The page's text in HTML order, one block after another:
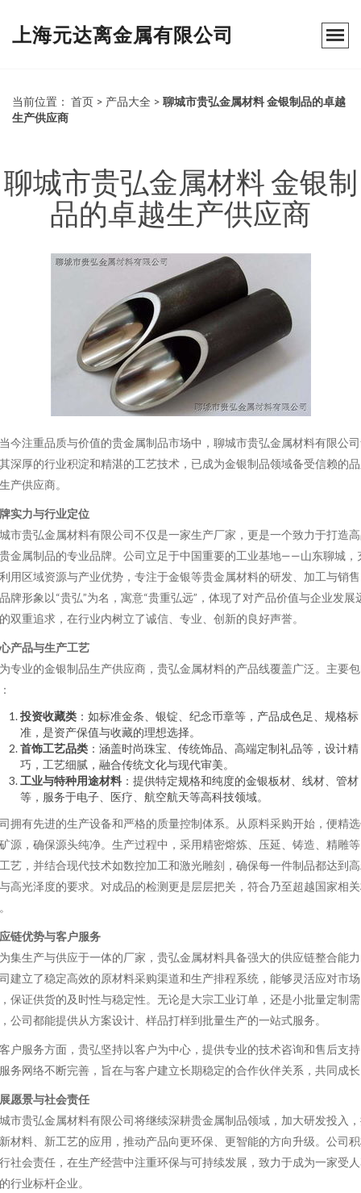
上海元达离金属有限公司
当前位置： 首页 > 产品大全 > 聊城市贵弘金属材料 金银制品的卓越
生产供应商
聊城市贵弘金属材料 金银制
品的卓越生产供应商
今注重品质与价值的贵金属制品市场中，聊城市贵弘金属材料有限公
深厚的行业积淀和精湛的工艺技术，已成为金银制品领域备受信赖的
产供应商。
实力与行业定位
市贵弘金属材料有限公司不仅是一家生产厂家，更是一个致力于打造
金属制品的专业品牌。公司立足于中国重要的工业基地——山东聊城，
用区域资源与产业优势，专注于金银等贵金属材料的研发、加工与销
牌形象以“贵弘”为名，寓意“贵重弘远”，体现了对产品价值与企业发展
双重追求，在行业内树立了诚信、专业、创新的良好声誉。
产品与生产工艺
专业的金银制品生产供应商，贵弘金属材料的产品线覆盖广泛。主要包
投资收藏类 ：如标准金条、银锭、纪念币章等，产品成色足、规格标
准，是资产保值与收藏的理想选择。
首饰工艺品类 ：涵盖时尚珠宝、传统饰品、高端定制礼品等，设计精
巧，工艺细腻，融合传统文化与现代审美。
工业与特种用途材料 ：提供特定规格和纯度的金银板材、线材、管材
等，服务于电子、医疗、航空航天等高科技领域。
拥有先进的生产设备和严格的质量控制体系。从原料采购开始，便精
源，确保源头纯净。生产过程中，采用精密熔炼、压延、铸造、精雕
艺，并结合现代技术如数控加工和激光雕刻，确保每一件制品都达到
高光泽度的要求。对成品的检测更是层层把关，符合乃至超越国家相
链优势与客户服务
集生产与供应于一体的厂家，贵弘金属材料具备强大的供应链整合能
建立了稳定高效的原材料采购渠道和生产排程系统，能够灵活应对市
保证供货的及时性与稳定性。无论是大宗工业订单，还是小批量定制需
公司都能提供从方案设计、样品打样到批量生产的一站式服务。
户服务方面，贵弘坚持以客户为中心，提供专业的技术咨询和售后支
务网络不断完善，旨在与客户建立长期稳定的合作伙伴关系，共同成
愿景与社会责任
市贵弘金属材料有限公司将继续深耕贵金属制品领域，加大研发投入
材料、新工艺的应用，推动产品向更环保、更智能的方向升级。公司
社会责任，在生产经营中注重环保与可持续发展，致力于成为一家受
行业标杆企业。